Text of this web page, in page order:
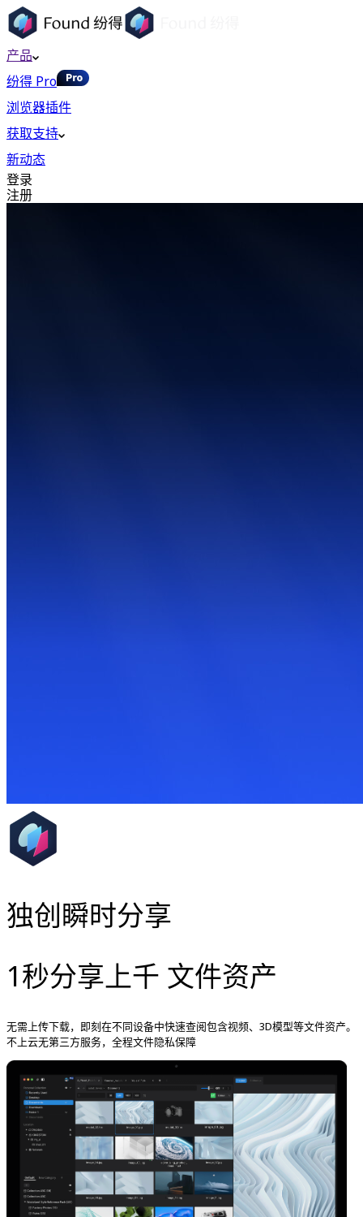
产品
纷得 Pro
浏览器插件
获取支持
新动态
登录
注册
独创瞬时分享
1秒分享上千 文件资产
无需上传下载，即刻在不同设备中快速查阅包含视频、3D模型等文件资产。
不上云无第三方服务，全程文件隐私保障